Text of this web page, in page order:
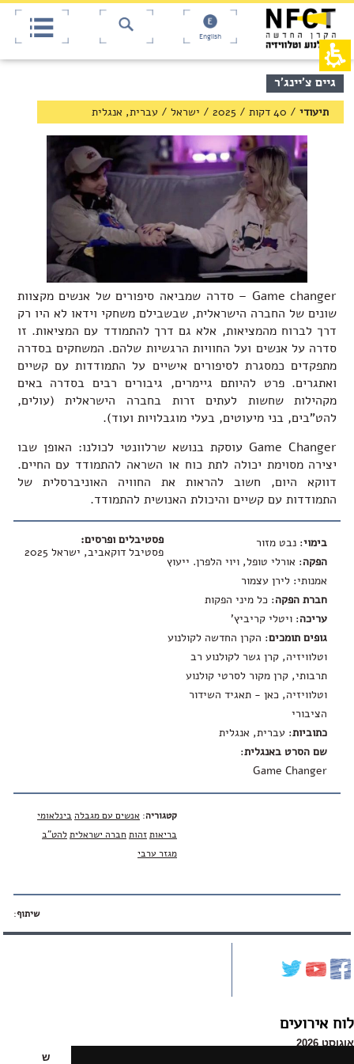
תחילתו
אינטרנט,
לחץ
אנטר
כדי
לאזור
ראש
באפשרותך
ללחוץ
אנטר
כדי
לדלג
English
תוכן
מרכזי,
באפשרותך
ללחוץ
גיים צ'יינג'ר
תיעודי / 40 דקות /
2025
/ ישראל / עברית, אנגלית
Game changer – סדרה שמביאה סיפורים של אנשים מקצוות
שונים של החברה הישראלית, שבשבילם משחקי וידאו לא היו רק
דרך לברוח מהמציאות, אלא גם דרך להתמודד עם המציאות. זו
סדרה על אנשים ועל החוויות הרגשיות שלהם. המשחקים בסדרה
מתפקדים כמסגרת לסיפורים אישיים על התמודדות עם קשיים
ואתגרים. פרט להיותם גיימרים, גיבורים רבים בסדרה באים
מקהילות שחשות לעתים זרות בחברה הישראלית (עולים,
להט"בים, בני מיעוטים, בעלי מוגבלויות ועוד).
Game Changer עוסקת בנושא שרלוונטי לכולנו: האופן שבו
יצירה מסוימת יכולה לתת כוח או השראה להתמודד עם החיים.
דווקא היום, חשוב להראות את החוויה האוניברסלית של
התמודדות עם קשיים והיכולת האנושית להתמודד.
פסטיבלים ופרסים:
פסטיבל דוקאביב, ישראל 2025
בימוי: נבט מזור
הפקה: אורלי טופל, ויוי הלפרן. ייעוץ
אמנותי: לירן עצמור
חברת הפקה: כל מיני הפקות
עריכה: ויטלי קריביץ'
גופים תומכים: הקרן החדשה לקולנוע
וטלוויזיה, קרן גשר לקולנוע רב
תרבותי, קרן מקור לסרטי קולנוע
וטלוויזיה, כאן - תאגיד השידור
הציבורי
כתוביות: עברית, אנגלית
שם הסרט באנגלית:
Game Changer
קטגוריה: אנשים עם מגבלה בינלאומי
בריאותזהות חברה ישראליתלהט"ב
מגזר ערבי
שיתוף:
לוח אירועים
אוגוסט 2026
ש